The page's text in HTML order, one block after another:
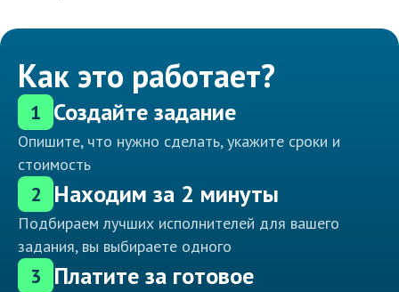
Как это работает?
1 Создайте задание
Опишите, что нужно сделать, укажите сроки и
стоимость
2 Находим за 2 минуты
Подбираем лучших исполнителей для вашего
задания, вы выбираете одного
3 Платите за готовое